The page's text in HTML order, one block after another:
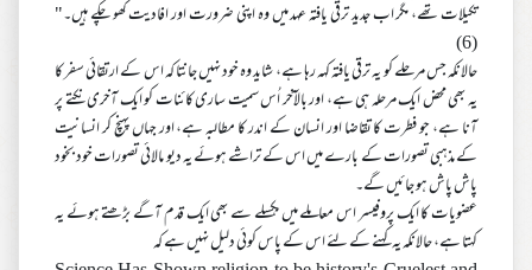
تکیلات تھے، مگر اب جدید ترقی یافتہ عہد میں وہ اپنی ضرورت اور افادیت کھو چکے ہیں۔"
(6)
حالانکہ جس مرحلے کو یہ ترقی یافتہ کہہ رہا ہے، شاید وہ خود نہیں جانتا کہ اس کے ارتقائی سفر کا
یہ بھی محض ایک مرحلہ ہی ہے، اور بالآخر اُس سمیت ساری کائنات کو ایک آخری نکتے پر
آنا ہے، جو فطرت کا تقاضا اور انسان کے اندر کا مطالبہ ہے، اور جہاں پہنچ کر انسانیت
کے مذہبی تصورات کے بارے میں اس کے تراشے ہوئے یہ دیو مالائی تصورات خود بخود
پاش پاش ہو جائیں گے۔
عضویات کا ایک پروفیسر اس معاملے میں ہکسلے سے بھی ایک قدم آگے بڑھتے ہوئے یہ
کہتا ہے، حالانکہ یہ کہنے کے لئے اس کے پاس کوئی دلیل نہیں ہے کہ